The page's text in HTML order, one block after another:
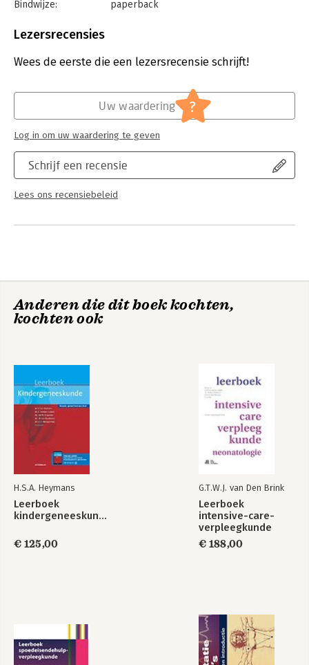
een hoofdstuk toegevoegd over human factors. Advanced
samenwerking tussen de Stichting Spoedeisende Hulp bij
Een multidisciplinaire groep van inhoudsdeskundigen heeft de
tekst aangepast op de Nederlandse praktijk. Bijvoorbeeld op
de richtlijnen van de Nederlandse Reanimatieraad, de
Nederlandse Vereniging voor Kindergeneeskunde en andere
wetenschappelijke instellingen.
Bindwijze:
paperback
Uitgever:
Verschijningsdatum:
14-3-2022
Lezersrecensies
Wees de eerste die een lezersrecensie schrijft!
Schrijf een recensie
Lees ons recensiebeleid
Uw waardering ?
Log in om uw waardering te geven
Anderen die dit boek kochten,
kochten ook
H.S.A. Heymans
Leerboek
kindergeneeskunde
€ 125,00
G.T.W.J. van Den Brink
Leerboek
intensive-care-
verpleegkunde
neonatologie
€ 188,00